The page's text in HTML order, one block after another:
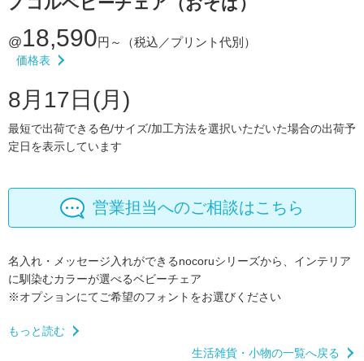
@18,590円～ （税込／プリント代別）
価格表
8月17日(月)
最短で出荷できる色/サイズ/加工方法を選択いただいた場合の出荷予
定日を表示しています
営業担当へのご相談はこちら
名入れ・メッセージ入れができるnocoruシリーズから、 インテリア
に馴染むカラーが選べるベビーチェア
※オプションにてご希望のフォントをお選びください
もっと読む
生活雑貨・小物の一覧へ戻る